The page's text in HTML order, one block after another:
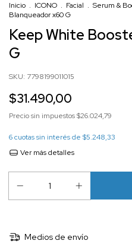
Inicio . ICONO . Facial . Serum &
Blanqueador x60 G
Keep White
G
SKU: 7798199011015
$31.490,00
Precio sin impuestos$26.024,79
6cuotas sin interés de $5.248,33
Ver más detalles
Medios de envío